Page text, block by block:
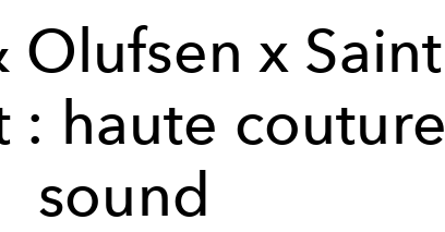
Olufsen x Saint
: haute couture
sound